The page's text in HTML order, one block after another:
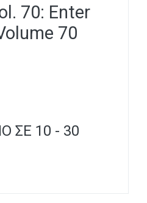
70: Enter
70
ΣΕ 10 - 30